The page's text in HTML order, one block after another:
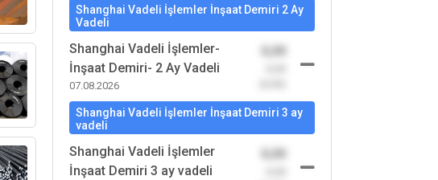
Shanghai Vadeli İşlemler İnşaat Demiri 2 Ay
Vadeli
Shanghai Vadeli İşlemler-
İnşaat Demiri- 2 Ay Vadeli
07.08.2026
0,00
Shanghai Vadeli İşlemler İnşaat Demiri 3 ay
vadeli
Shanghai Vadeli İşlemler
İnşaat Demiri 3 ay vadeli
0,00